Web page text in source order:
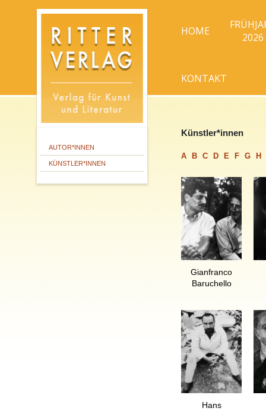
HOME
2026
KONTAKT
AUTOR*INNEN
KÜNSTLER*INNEN
Künstler*innen
A B C D E F G H
Gianfranco
Baruchello
Hans